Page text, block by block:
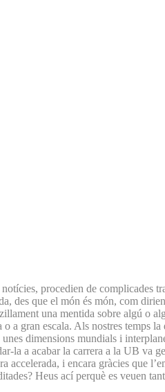
procedien de
des que el món és món, com
una mentida sobre algú o
a gran escala. Als nostres temps
dimensions mundials i
a acabar la carrera a la UB va
i encara gràcies que
Heus ací perquè es veuen